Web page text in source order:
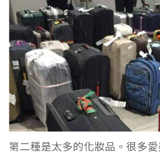
第二種是太多的化妝品。很多